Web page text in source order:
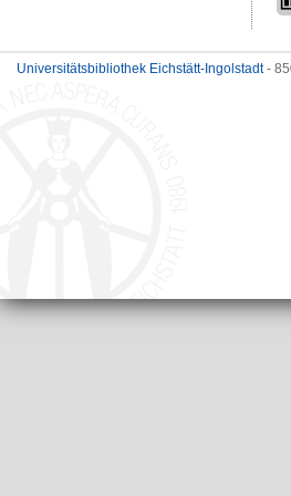
Universitätsbibliothek Eichstätt-Ingolstadt-